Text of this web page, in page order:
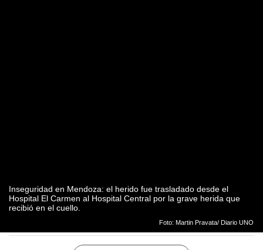
Inseguridad en Mendoza: el herido fue trasladado desde el
Hospital El Carmen al Hospital Central por la grave herida que
recibió en el cuello.
Foto: Martin Pravata/ Diario UNO